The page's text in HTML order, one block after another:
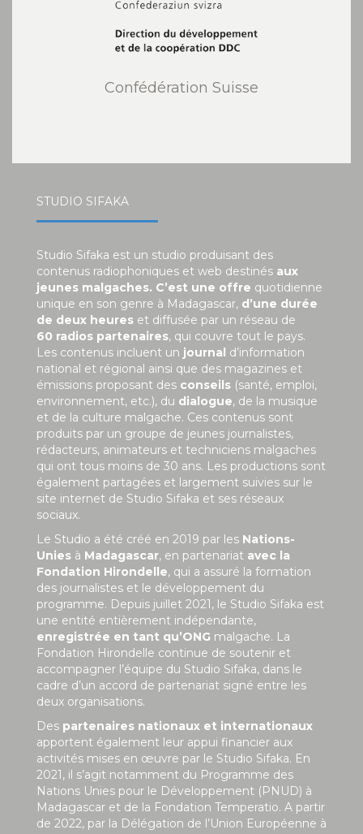
Confédération Suisse
STUDIO SIFAKA
Studio Sifaka est un studio produisant des
contenus radiophoniques et web destinés aux
jeunes malgaches. C’est une offre quotidienne
unique en son genre à Madagascar, d’une durée
de deux heures et diffusée par un réseau de
60 radios partenaires, qui couvre tout le pays.
Les contenus incluent un journal d’information
national et régional ainsi que des magazines et
émissions proposant des conseils (santé, emploi,
environnement, etc.), du dialogue, de la musique
et de la culture malgache. Ces contenus sont
produits par un groupe de jeunes journalistes,
rédacteurs, animateurs et techniciens malgaches
qui ont tous moins de 30 ans. Les productions sont
également partagées et largement suivies sur le
site internet de Studio Sifaka et ses réseaux
sociaux.
Le Studio a été créé en 2019 par les Nations-
Unies à Madagascar, en partenariat avec la
Fondation Hirondelle, qui a assuré la formation
des journalistes et le développement du
programme. Depuis juillet 2021, le Studio Sifaka est
une entité entièrement indépendante,
enregistrée en tant qu’ONG malgache. La
Fondation Hirondelle continue de soutenir et
accompagner l’équipe du Studio Sifaka, dans le
cadre d’un accord de partenariat signé entre les
deux organisations.
Des partenaires nationaux et internationaux
apportent également leur appui financier aux
activités mises en œuvre par le Studio Sifaka. En
2021, il s’agit notamment du Programme des
Nations Unies pour le Développement (PNUD) à
Madagascar et de la Fondation Temperatio. A partir
de 2022, par la Délégation de l’Union Européenne à